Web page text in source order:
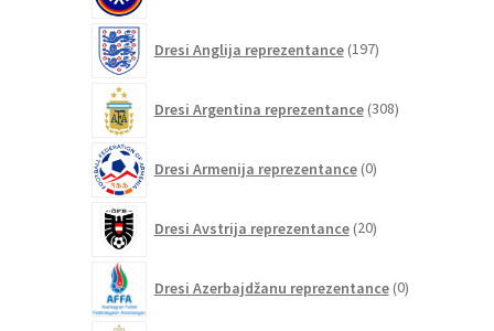
Dresi Anglija reprezentance 197izdelkov
Dresi Argentina reprezentance 308izdelkov
Dresi Armenija reprezentance 0izdelkov
Dresi Avstrija reprezentance 20izdelkov
Dresi Azerbajdžanu reprezentance 0izdelkov